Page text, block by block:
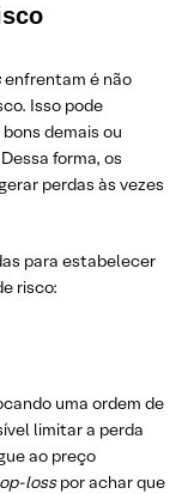
enfrentam é não
Isso pode
demais ou
forma, os
perdas às vezes
para estabelecer
risco:
uma ordem de
limitar a perda
ao preço
losspor achar que